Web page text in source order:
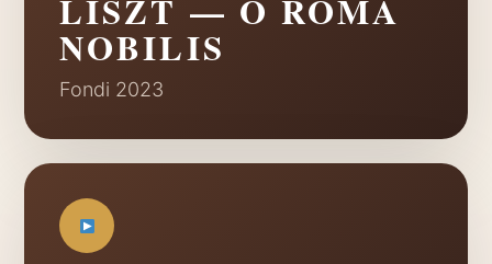
LISZT — O ROMA
NOBILIS
Fondi 2023